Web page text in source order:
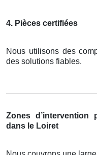
4. Pièces certifiées
Nous utilisons des
des solutions fiables.
Zones
dans le Loiret